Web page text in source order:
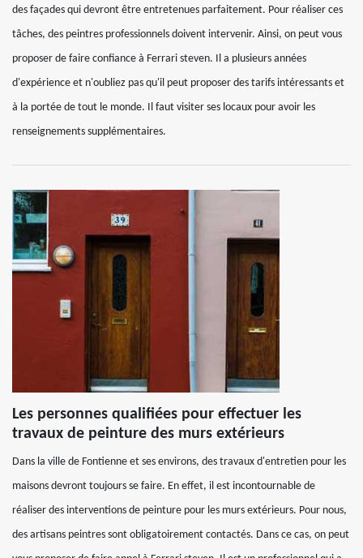
des façades qui devront être entretenues parfaitement. Pour réaliser ces
tâches, des peintres professionnels doivent intervenir. Ainsi, on peut vous
proposer de faire confiance à Ferrari steven. Il a plusieurs années
d'expérience et n'oubliez pas qu'il peut proposer des tarifs intéressants et
à la portée de tout le monde. Il faut visiter ses locaux pour avoir les
renseignements supplémentaires.
Les personnes qualifiées pour effectuer les
travaux de peinture des murs extérieurs
Dans la ville de Fontienne et ses environs, des travaux d'entretien pour les
maisons devront toujours se faire. En effet, il est incontournable de
réaliser des interventions de peinture pour les murs extérieurs. Pour nous,
des artisans peintres sont obligatoirement contactés. Dans ce cas, on peut